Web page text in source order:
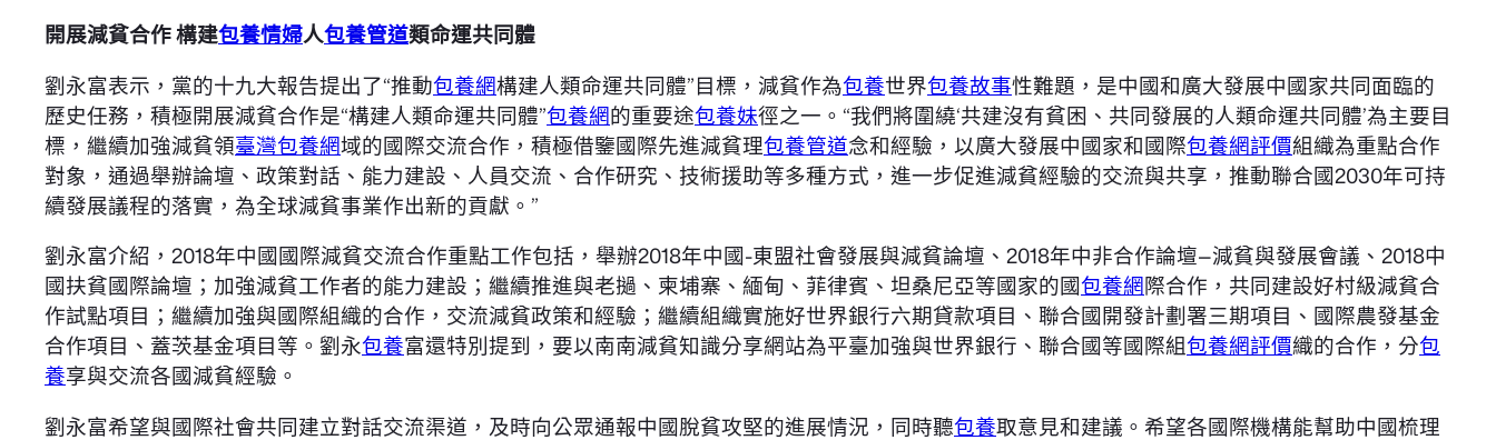
開展減貧合作 構建包養情婦人包養管道類命運共同體
劉永富表示，黨的十九大報告提出了“推動包養網構建人類命運共同體”目標，減貧作為包養世界包養故事性難題，是中國和廣大發展中國家共同面臨的
歷史任務，積極開展減貧合作是“構建人類命運共同體”包養網的重要途包養妹徑之一。“我們將圍繞‘共建沒有貧困、共同發展的人類命運共同體’為主要目
標，繼續加強減貧領臺灣包養網域的國際交流合作，積極借鑒國際先進減貧理包養管道念和經驗，以廣大發展中國家和國際包養網評價組織為重點合作
對象，通過舉辦論壇、政策對話、能力建設、人員交流、合作研究、技術援助等多種方式，進一步促進減貧經驗的交流與共享，推動聯合國2030年可持
續發展議程的落實，為全球減貧事業作出新的貢獻。”
劉永富介紹，2018年中國國際減貧交流合作重點工作包括，舉辦2018年中國-東盟社會發展與減貧論壇、2018年中非合作論壇—減貧與發展會議、2018中
國扶貧國際論壇；加強減貧工作者的能力建設；繼續推進與老撾、柬埔寨、緬甸、菲律賓、坦桑尼亞等國家的國包養網際合作，共同建設好村級減貧合
作試點項目；繼續加強與國際組織的合作，交流減貧政策和經驗；繼續組織實施好世界銀行六期貸款項目、聯合國開發計劃署三期項目、國際農發基金
合作項目、蓋茨基金項目等。劉永包養富還特別提到，要以南南減貧知識分享網站為平臺加強與世界銀行、聯合國等國際組包養網評價織的合作，分包
養享與交流各國減貧經驗。
劉永富希望與國際社會共同建立對話交流渠道，及時向公眾通報中國脫貧攻堅的進展情況，同時聽包養取意見和建議。希望各國際機構能幫助中國梳理